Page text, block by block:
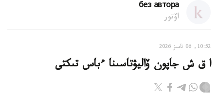
без автора
اۆتور
10:52, 06 تامىز 2026
ا ق ش جاپون ۆاليۋتاسىنا ءباس تىكتى